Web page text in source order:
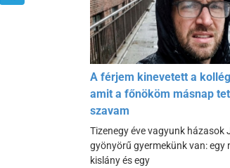
A férjem kinevetett a
amit a főnököm másnap
szavam
Tizenegy éve vagyunk házasok
gyönyörű gyermekünk van: egy
kislány és egy